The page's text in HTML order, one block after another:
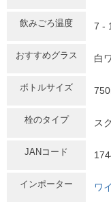
飲みごろ温度 7 -
おすすめグラス 白
ボトルサイズ
栓のタイプ ス
JANコード
インポーター ワ